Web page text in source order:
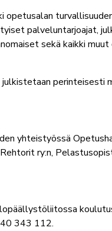
palveluntarjoajat,
sekä kaikki
perinteisesti
yhteistyössä
ry:n,
343 112.